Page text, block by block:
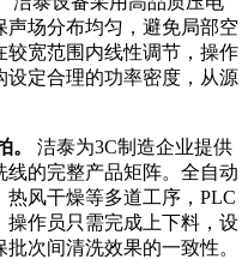
声场分布均匀，避免局部空
宽范围内线性调节，操作
设定合理的功率密度，从源
。
洁泰为3C制造企业提供
线的完整产品矩阵。全自动
风干燥等多道工序，PLC
操作员只需完成上下料，设
次间清洗效果的一致性。